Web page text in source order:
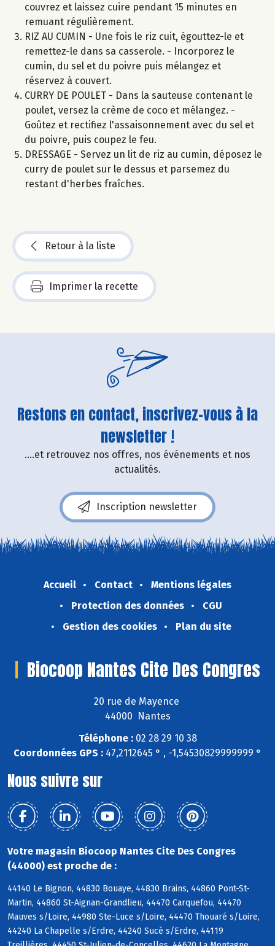
couvrez et laissez cuire pendant 15 minutes en
remuant régulièrement.
RIZ AU CUMIN - Une fois le riz cuit, égouttez-le et
remettez-le dans sa casserole. - Incorporez le
cumin, du sel et du poivre puis mélangez et
réservez à couvert.
CURRY DE POULET - Dans la sauteuse contenant le
poulet, versez la crème de coco et mélangez. -
Goûtez et rectifiez l'assaisonnement avec du sel et
du poivre, puis coupez le feu.
DRESSAGE - Servez un lit de riz au cumin, déposez le
curry de poulet sur le dessus et parsemez du
restant d'herbes fraîches.
Retour à la liste
Imprimer la recette
Restons en contact, inscrivez-vous à la
newsletter !
....et retrouvez nos offres, nos événements et nos
actualités.
Inscription newsletter
Accueil Contact
Mentions légales
Protection des données
CGU
Gestion des cookies
Plan du site
Biocoop Nantes Cite Des Congres
20 rue de Mayence
44000 Nantes
Téléphone :02 28 29 10 38
Coordonnées GPS : 47,2112645 ° , -1,54530829999999 °
Nous suivre sur
Votre magasin Biocoop Nantes Cite Des Congres
(44000) est proche de :
44140 Le Bignon, 44830 Bouaye, 44830 Brains, 44860 Pont-St-
Martin, 44860 St-Aignan-Grandlieu, 44470 Carquefou, 44470
Mauves s/Loire, 44980 Ste-Luce s/Loire, 44470 Thouaré s/Loire,
44240 La Chapelle s/Erdre, 44240 Sucé s/Erdre, 44119